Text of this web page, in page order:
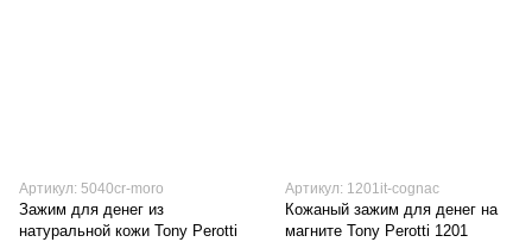
Артикул: 5040cr-moro
Зажим для денег из
натуральной кожи Tony Perotti
Артикул: 1201it-cognac
Кожаный зажим для денег на
магните Tony Perotti 1201